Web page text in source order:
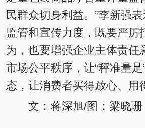
民群众切身利益。”李新强
监管和宣传力度，既要严厉
为，也要增强企业主体责任
市场公平秩序，让“秤准量足
态，让消费者买得放心、用
文：蒋深旭/图：梁晓珊